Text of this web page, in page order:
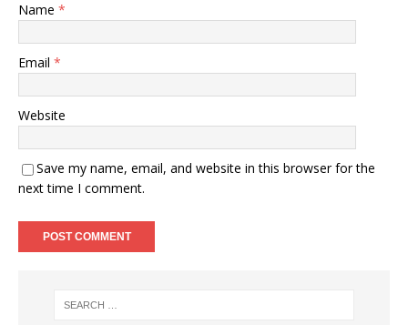
Name *
Email *
Website
Save my name, email, and website in this browser for the
next time I comment.